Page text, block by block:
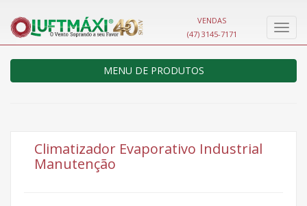
VENDAS
(47) 3145-7171
MENU DE PRODUTOS
Climatizador Evaporativo Industrial
Manutenção